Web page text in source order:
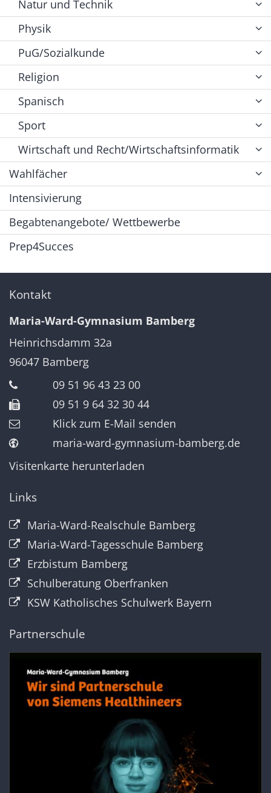
Natur und Technik
Physik
PuG/Sozialkunde
Religion
Spanisch
Sport
Wirtschaft und Recht/Wirtschaftsinformatik
Wahlfächer
Intensivierung
Begabtenangebote/ Wettbewerbe
Prep4Succes
Kontakt
Maria-Ward-Gymnasium Bamberg
Heinrichsdamm 32a
96047 Bamberg
09 51 96 43 23 00
09 51 9 64 32 30 44
Klick zum E-Mail senden
maria-ward-gymnasium-bamberg.de
Visitenkarte herunterladen
Links
Maria-Ward-Realschule Bamberg
Maria-Ward-Tagesschule Bamberg
Erzbistum Bamberg
Schulberatung Oberfranken
KSW Katholisches Schulwerk Bayern
Partnerschule